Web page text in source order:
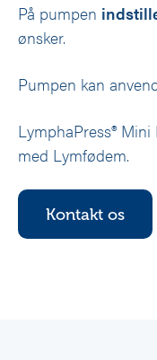
På pumpen
ønsker.
Pumpen kan
LymphaPress® Mini
med Lymfødem.
Kontakt os